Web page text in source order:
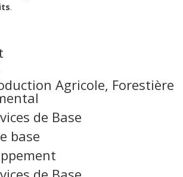
.
Agricole, Forestière
de Base
base